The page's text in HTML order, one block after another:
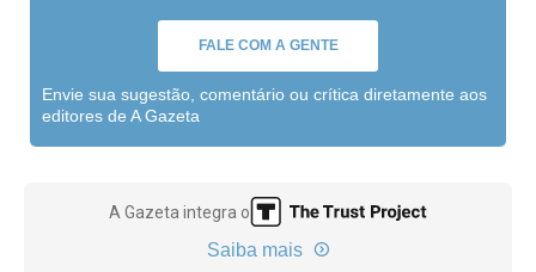
FALE COM A GENTE
Envie sua sugestão, comentário ou crítica diretamente aos
editores de A Gazeta
A Gazeta integra o
Saiba mais